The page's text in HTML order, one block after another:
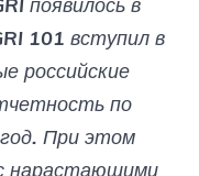
101 вступил в
российские
по
При этом
нарастающими